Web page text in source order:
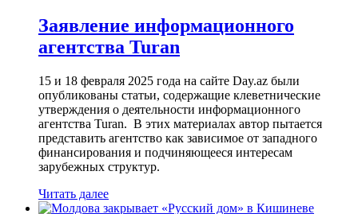
Заявление информационного
агентства Turan
15 и 18 февраля 2025 года на сайте Day.az были
опубликованы статьи, содержащие клеветнические
утверждения о деятельности информационного
агентства Turan. В этих материалах автор пытается
представить агентство как зависимое от западного
финансирования и подчиняющееся интересам
зарубежных структур.
Читать далее